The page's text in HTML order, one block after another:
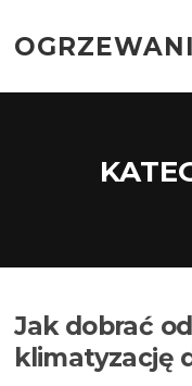
treści
Jak dobrać
klimatyzację